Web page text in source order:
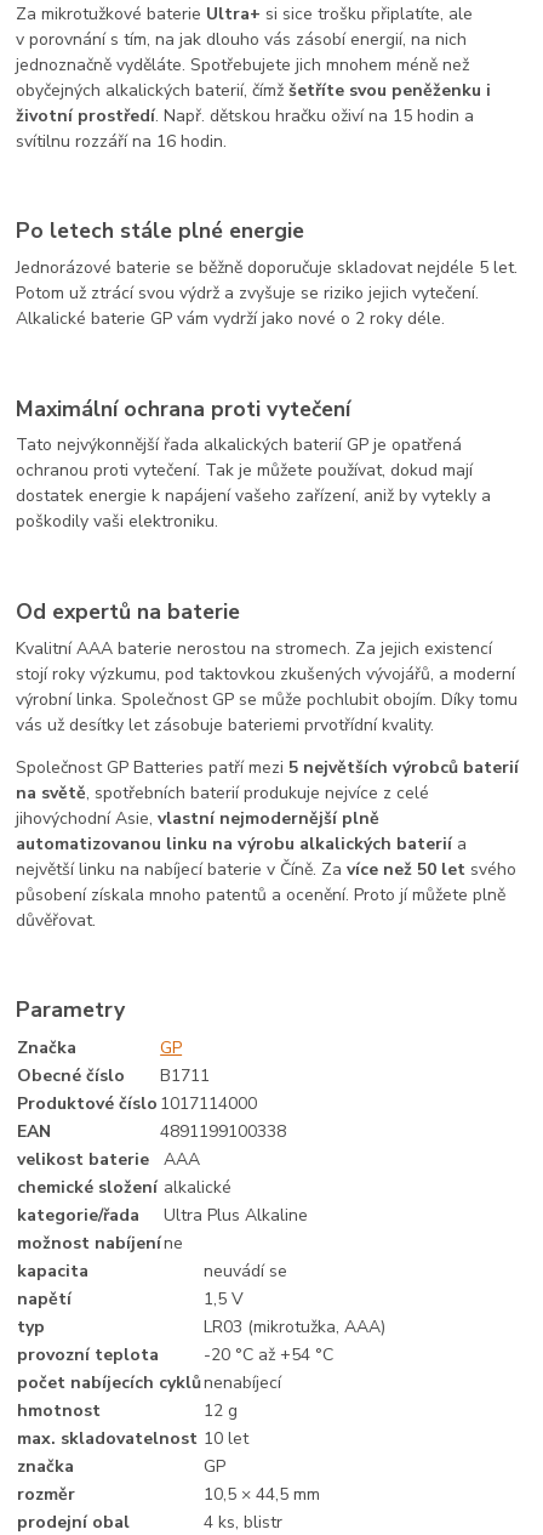
Za mikrotužkové baterie Ultra+ si sice trošku připlatíte, ale
v porovnání s tím, na jak dlouho vás zásobí energií, na nich
jednoznačně vyděláte. Spotřebujete jich mnohem méně než
obyčejných alkalických baterií, čímžšetříte svou peněženku i
životní prostředí. Např. dětskou hračku oživí na 15 hodin a
svítilnu rozzáří na 16 hodin.
Po letech stále plné energie
Jednorázové baterie se běžně doporučuje skladovat nejdéle 5 let.
Potom už ztrácí svou výdrž a zvyšuje se riziko jejich vytečení.
Alkalické baterie GP vám vydrží jako nové o 2 roky déle.
Maximální ochrana proti vytečení
Tato nejvýkonnější řada alkalických baterií GP je opatřená
ochranou proti vytečení. Tak je můžete používat, dokud mají
dostatek energie k napájení vašeho zařízení, aniž by vytekly a
poškodily vaši elektroniku.
Od expertů na baterie
Kvalitní AAA baterie nerostou na stromech. Za jejich existencí
stojí roky výzkumu, pod taktovkou zkušených vývojářů, a moderní
výrobní linka. Společnost GP se může pochlubit obojím. Díky tomu
vás už desítky let zásobuje bateriemi prvotřídní kvality.
Společnost GP Batteries patří mezi 5 největších výrobců baterií
na světě, spotřebních baterií produkuje nejvíce z celé
jihovýchodní Asie,vlastní nejmodernější plně
automatizovanou linku na výrobu alkalických bateriía
největší linku na nabíjecí baterie v Číně. Zavíce než 50 let svého
působení získala mnoho patentů a ocenění. Proto jí můžete plně
důvěřovat.
Parametry
Značka
GP
Obecné číslo
B1711
Produktové číslo 1017114000
EAN
4891199100338
velikost baterie
AAA
chemické složení alkalické
kategorie/řada
Ultra Plus Alkaline
možnost nabíjeníne
kapacita
neuvádí se
napětí
1,5 V
typ
LR03 (mikrotužka, AAA)
provozní teplota
-20 °C až +54 °C
počet nabíjecích cyklůnenabíjecí
hmotnost
12 g
max. skladovatelnost 10 let
značka
GP
rozměr
10,5 × 44,5 mm
prodejní obal
4 ks, blistr